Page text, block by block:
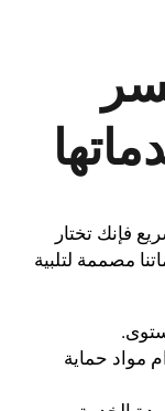
فإنك تختار
مصممة لتلبية
مواد حماية